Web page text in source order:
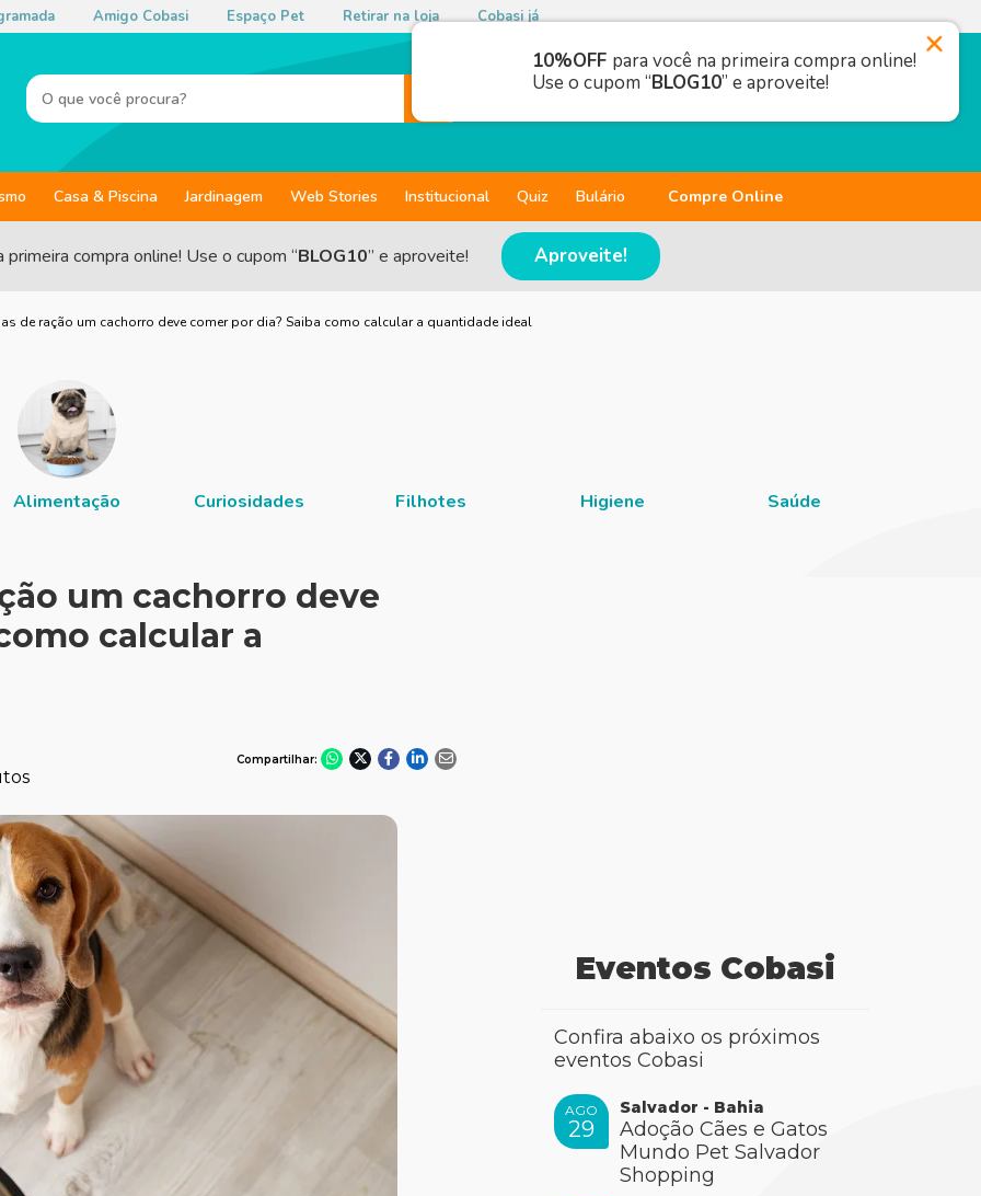
Amigo Cobasi Espaço Pet Retirar na loja Cobasi já
Casa & Piscina Jardinagem Web Stories Institucional Quiz Bulário Compre Online
primeira compra online! Use o cupom “BLOG10” e aproveite! Aproveite!
de ração um cachorro deve comer por dia? Saiba como calcular a quantidade ideal
Alimentação Curiosidades Filhotes Higiene Saúde
um cachorro deve
calcular a
Compartilhar:
Eventos Cobasi
Confira abaixo os próximos
eventos Cobasi
AGO
29
Salvador - Bahia
Adoção Cães e Gatos
Mundo Pet Salvador
Shopping
10%OFF para você na primeira compra online!
Use o cupom “BLOG10” e aproveite!